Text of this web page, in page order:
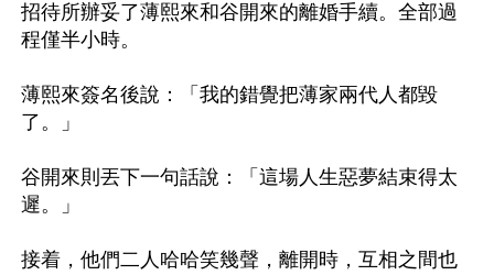
招待所辦妥了薄熙來和谷開來的離婚手續。全部過
程僅半小時。
薄熙來簽名後說：「我的錯覺把薄家兩代人都毀
了。」
谷開來則丟下一句話說：「這場人生惡夢結束得太
遲。」
接着，他們二人哈哈笑幾聲，離開時，互相之間也